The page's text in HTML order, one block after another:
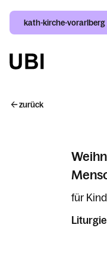
kath-kirche-vorarlberg
zurück
für
Liturgie